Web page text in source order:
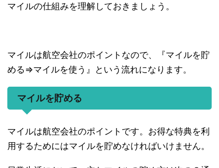
マイルの仕組みを理解しておきましょう。
マイルは航空会社のポイントなので、『マイルを貯
める⇒マイルを使う』という流れになります。
マイルを貯める
マイルは航空会社のポイントです。お得な特典を利
用するためにはマイルを貯めなければいけません。